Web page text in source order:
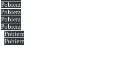
Pobierz
Pobierz
Pobierz
Pobierz
Pobierz
Pobierz